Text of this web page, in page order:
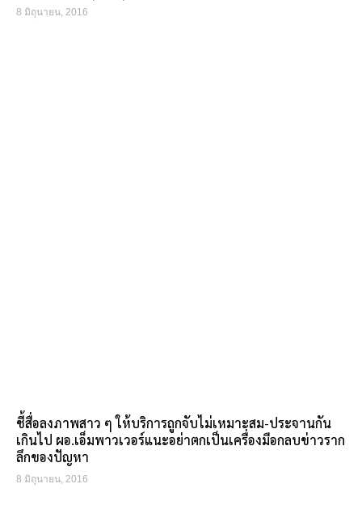
8 มิถุนายน, 2016
ชี้สื่อลงภาพสาว ๆ ให้บริการถูกจับไม่เหมาะสม-ประจานกัน
เกินไป ผอ.เอ็มพาวเวอร์แนะอย่าตกเป็นเครื่องมือกลบข่าวราก
ลึกของปัญหา
8 มิถุนายน, 2016